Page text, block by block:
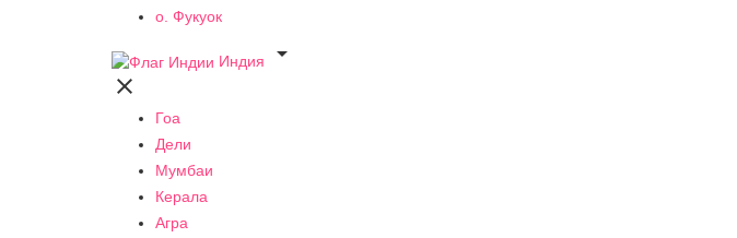
о. Фукуок
Индия


Гоа
Дели
Мумбаи
Керала
Агра